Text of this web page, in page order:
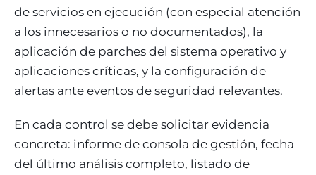
de servicios en ejecución (con especial atención
a los innecesarios o no documentados), la
aplicación de parches del sistema operativo y
aplicaciones críticas, y la configuración de
alertas ante eventos de seguridad relevantes.
En cada control se debe solicitar evidencia
concreta: informe de consola de gestión, fecha
del último análisis completo, listado de